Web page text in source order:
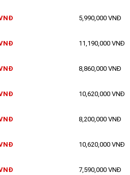
5,990,000 VNĐ
11,190,000 VNĐ
8,860,000 VNĐ
10,620,000 VNĐ
8,200,000 VNĐ
10,620,000 VNĐ
7,590,000 VNĐ